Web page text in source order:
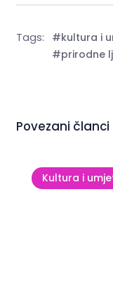
Tags: #kultura i
#prirodne
Povezani članci
Kultura i